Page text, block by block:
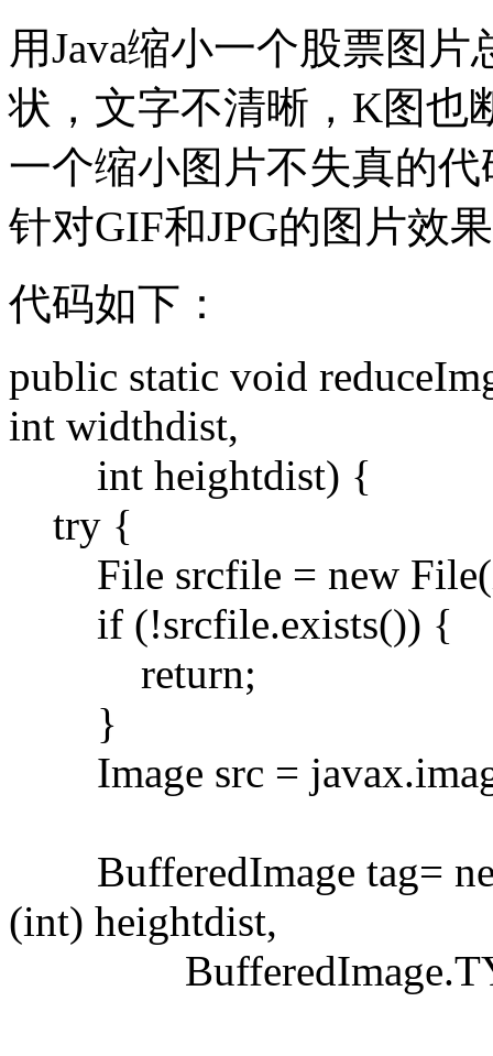
用Java缩小一个股票图
状，文字不清晰，K图也
一个缩小图片不失真的
针对GIF和JPG的图片效
代码如下：
public static void
int widthdist,
int heightdist) {
try {
File srcfile = new
if (!srcfile.exists()) {
return;
}
Image src =
BufferedImage tag=
(int) heightdist,